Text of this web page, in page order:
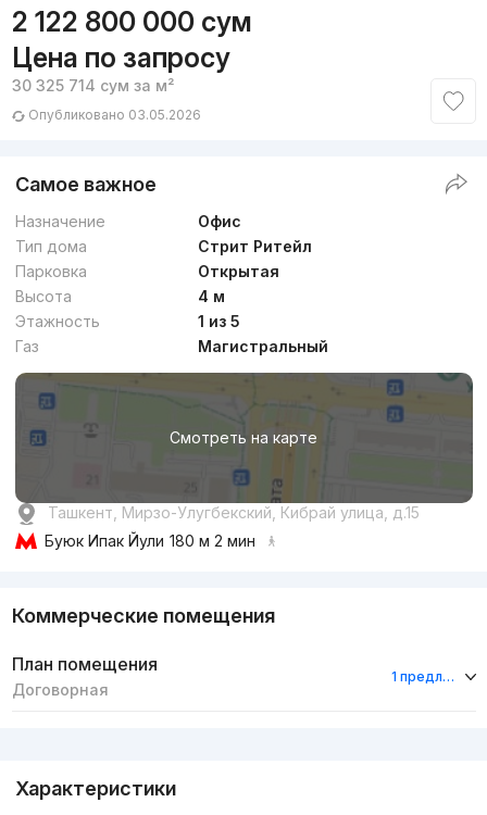
2 122 800 000 сум
Цена по запросу
30 325 714 сум за м²
Опубликовано 03.05.2026
Самое важное
Назначение
Офис
Тип дома
Стрит Ритейл
Парковка
Открытая
Высота
4 м
Этажность
1 из 5
Газ
Магистральный
Смотреть на карте
Ташкент, Мирзо-Улугбекский, Кибрай улица, д.15
Буюк Ипак Йули 180 м 2 мин
Коммерческие помещения
План помещения
Договорная
1 предложение
Характеристики